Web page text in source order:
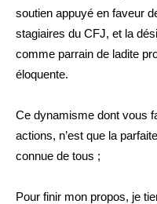
soutien appuyé en faveur
stagiaires du CFJ, et la
comme parrain de ladite
éloquente.
Ce dynamisme dont vous
actions, n’est que la
connue de tous ;
Pour finir mon propos, je